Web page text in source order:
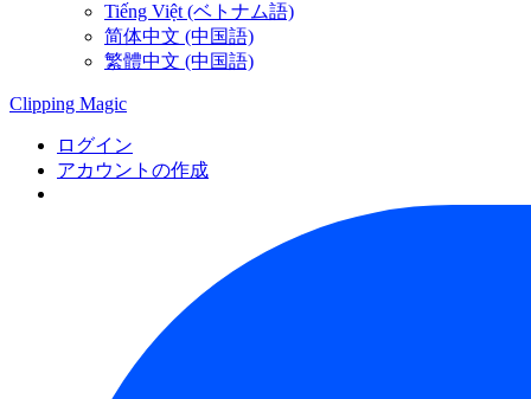
Tiếng Việt (ベトナム語)
简体中文 (中国語)
繁體中文 (中国語)
Clipping Magic
ログイン
アカウントの作成